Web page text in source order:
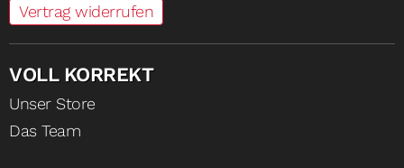
Vertrag widerrufen
VOLL KORREKT
Unser Store
Das Team